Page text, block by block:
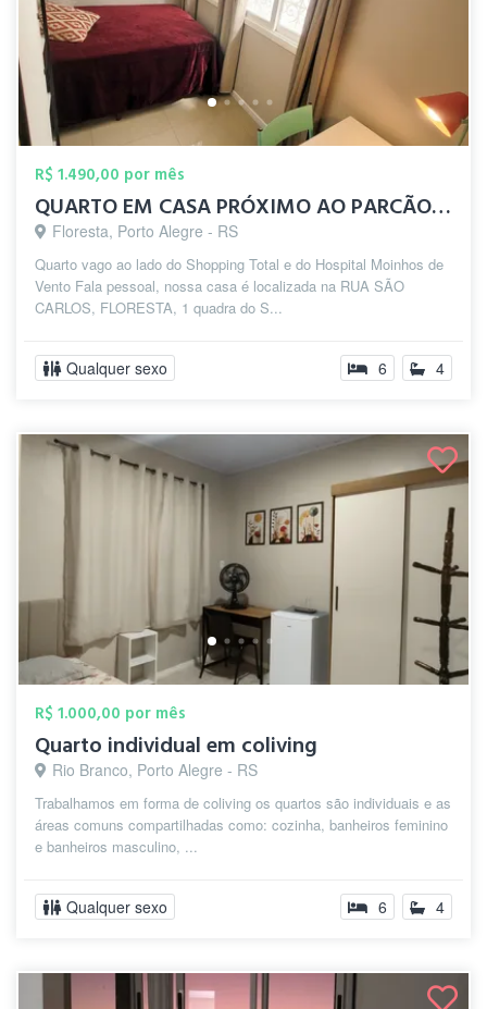
R$ 1.490,00 por mês
QUARTO EM CASA PRÓXIMO AO PARCÃO / MOINH...
Floresta, Porto Alegre - RS
Quarto vago ao lado do Shopping Total e do Hospital Moinhos de
Vento Fala pessoal, nossa casa é localizada na RUA SÃO
CARLOS, FLORESTA, 1 quadra do S...
Qualquer sexo 6 4
R$ 1.000,00 por mês
Quarto individual em coliving
Rio Branco, Porto Alegre - RS
Trabalhamos em forma de coliving os quartos são individuais e as
áreas comuns compartilhadas como: cozinha, banheiros feminino
e banheiros masculino, ...
Qualquer sexo 6 4